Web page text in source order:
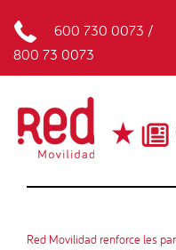
600 730 0073 /
800 73 0073
Red Movilidad renforce les